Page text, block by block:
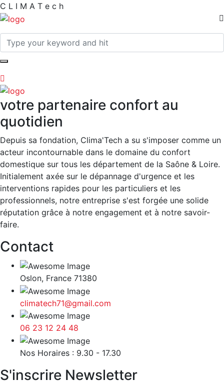
C L I M A T e c h
votre partenaire confort au
quotidien
Depuis sa fondation, Clima'Tech a su s'imposer comme un
acteur incontournable dans le domaine du confort
domestique sur tous les département de la Saône & Loire.
Initialement axée sur le dépannage d'urgence et les
interventions rapides pour les particuliers et les
professionnels, notre entreprise s'est forgée une solide
réputation grâce à notre engagement et à notre savoir-
faire.
Contact
Oslon, France 71380
climatech71@gmail.com
06 23 12 24 48
Nos Horaires : 9.30 - 17.30
S'inscrire Newsletter